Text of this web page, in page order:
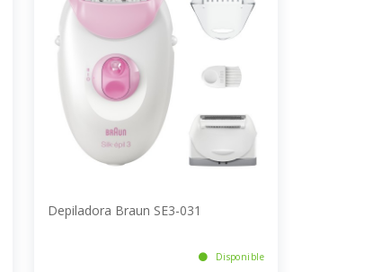
Depiladora Braun SE3-031
Disponible